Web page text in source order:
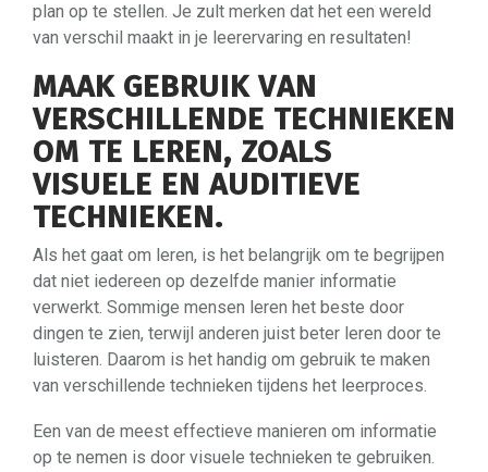
plan op te stellen. Je zult merken dat het een wereld
van verschil maakt in je leerervaring en resultaten!
MAAK GEBRUIK VAN
VERSCHILLENDE TECHNIEKEN
OM TE LEREN, ZOALS
VISUELE EN AUDITIEVE
TECHNIEKEN.
Als het gaat om leren, is het belangrijk om te begrijpen
dat niet iedereen op dezelfde manier informatie
verwerkt. Sommige mensen leren het beste door
dingen te zien, terwijl anderen juist beter leren door te
luisteren. Daarom is het handig om gebruik te maken
van verschillende technieken tijdens het leerproces.
Een van de meest effectieve manieren om informatie
op te nemen is door visuele technieken te gebruiken.